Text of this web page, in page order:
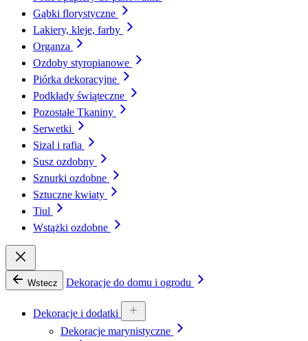
Gąbki florystyczne
Lakiery, kleje, farby
Organza
Ozdoby styropianowe
Piórka dekoracyjne
Podkłady świąteczne
Pozostałe Tkaniny
Serwetki
Sizal i rafia
Susz ozdobny
Sznurki ozdobne
Sztuczne kwiaty
Tiul
Wstążki ozdobne
Wstecz Dekoracje do domu i ogrodu
Dekoracje i dodatki
Dekoracje marynistyczne